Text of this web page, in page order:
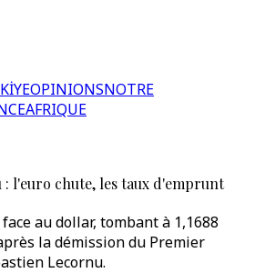
OPINIONSNOTRE
AFRIQUE
: l'euro chute, les taux d'emprunt
face au dollar, tombant à 1,1688
la démission du Premier
Lecornu.